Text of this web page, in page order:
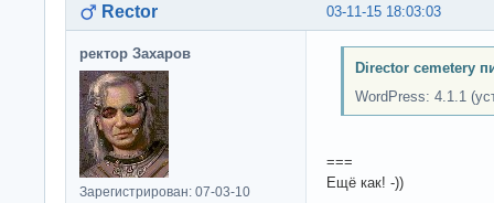
03-11-15 18:03:03
Rector
ректор Захаров
Зарегистрирован: 07-03-10
Director cemetery
WordPress: 4.1.1
===
Ещё как! -))